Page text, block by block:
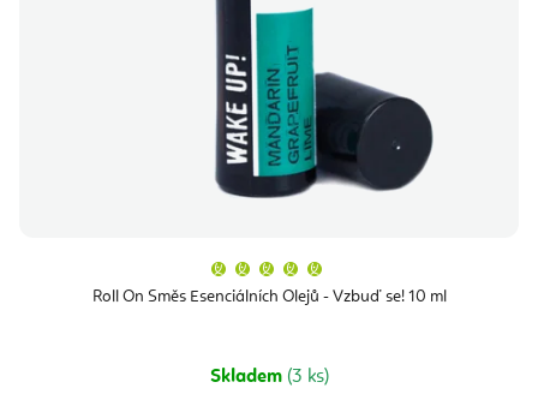
Roll On Směs Esenciálních Olejů - Vzbuď se! 10 ml
produktu
je
hvězdiček.
Skladem (3 ks)